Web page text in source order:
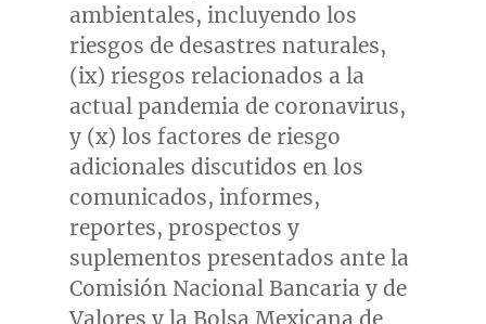
ambientales, incluyendo los
riesgos de desastres naturales,
(ix) riesgos relacionados a la
actual pandemia de coronavirus,
y (x) los factores de riesgo
adicionales discutidos en los
comunicados, informes,
reportes, prospectos y
suplementos presentados ante la
Comisión Nacional Bancaria y de
Valores y la Bolsa Mexicana de